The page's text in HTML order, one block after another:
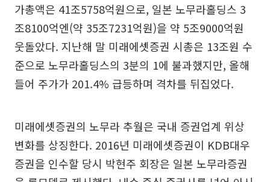
가총액은 41조5758억원으로, 일본 노무라홀딩스 3
조8100억엔(약 35조7231억원)을 약 5조9000억원
웃돌았다. 지난해 말 미래에셋증권 시총은 13조원 수
준으로 노무라홀딩스의 3분의 1에 불과했지만, 올해
들어 주가가 201.4% 급등하며 격차를 뒤집었다.
미래에셋증권의 노무라 추월은 국내 증권업계 위상
변화를 상징한다. 2016년 미래에셋증권이 KDB대우
증권을 인수할 당시 박현주 회장은 일본 노무라증권